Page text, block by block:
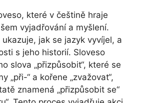
které v češtině hraje
vyjadřování a myšlení.
jak se jazyk vyvíjel, a
s jeho historií. Sloveso
slova „přizpůsobit“, které se
„při-“ a kořene „zvažovat“,
znamená „přizpůsobit se“